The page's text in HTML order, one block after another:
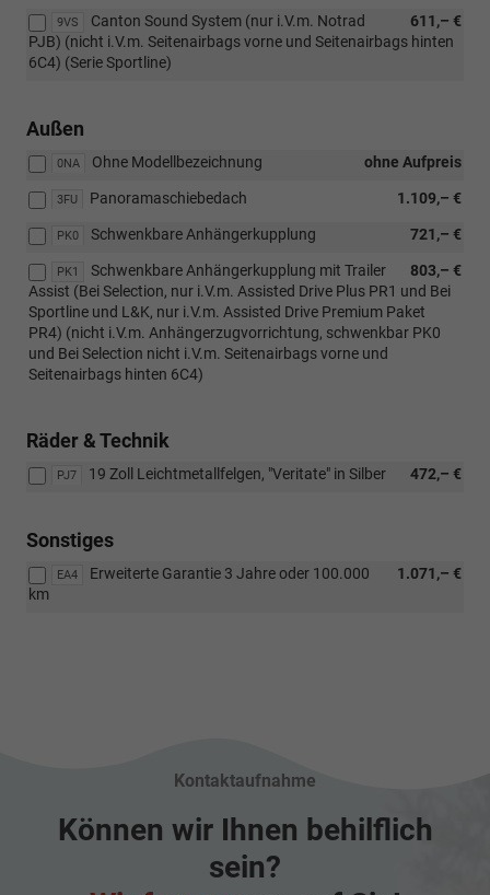
9VS 611,– €
Canton Sound System (nur i.V.m. Notrad
PJB) (nicht i.V.m. Seitenairbags vorne und Seitenairbags hinten
6C4) (Serie Sportline)
Außen
0NA ohne Aufpreis
Ohne Modellbezeichnung
3FU 1.109,– €
Panoramaschiebedach
PK0 721,– €
Schwenkbare Anhängerkupplung
PK1 803,– €
Schwenkbare Anhängerkupplung mit Trailer
Assist (Bei Selection, nur i.V.m. Assisted Drive Plus PR1 und Bei
Sportline und L&K, nur i.V.m. Assisted Drive Premium Paket
PR4) (nicht i.V.m. Anhängerzugvorrichtung, schwenkbar PK0
und Bei Selection nicht i.V.m. Seitenairbags vorne und
Seitenairbags hinten 6C4)
Räder & Technik
PJ7 472,– €
19 Zoll Leichtmetallfelgen, "Veritate" in Silber
Sonstiges
EA4 1.071,– €
Erweiterte Garantie 3 Jahre oder 100.000
km
Kontaktaufnahme
Können wir Ihnen behilflich
sein?